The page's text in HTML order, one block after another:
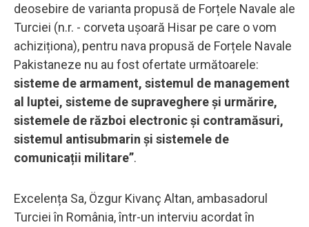
deosebire de varianta propusă de Forțele Navale ale
Turciei (n.r. - corveta ușoară Hisar pe care o vom
achiziționa), pentru nava propusă de Forțele Navale
Pakistaneze nu au fost ofertate următoarele:
sisteme de armament, sistemul de management
al luptei, sisteme de supraveghere și urmărire,
sistemele de război electronic și contramăsuri,
sistemul antisubmarin și sistemele de
comunicații militare”.
Excelența Sa, Özgur Kivanç Altan, ambasadorul
Turciei în România, într-un interviu acordat în